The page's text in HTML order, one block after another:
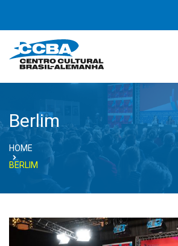
Berlim
HOME
BERLIM